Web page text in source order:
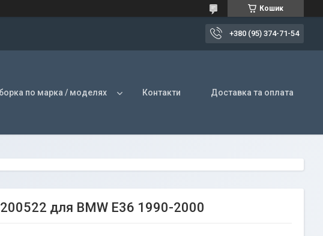
Кошик
+380 (95) 374-71-54
по марка / моделях Контакти Доставка та оплата
для BMW E36 1990-2000